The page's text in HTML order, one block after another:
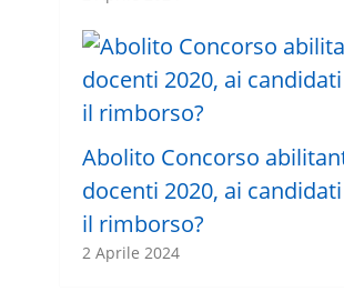
Abolito Concorso
docenti 2020, ai
il rimborso?
2 Aprile 2024